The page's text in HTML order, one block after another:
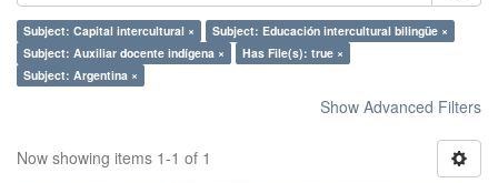
Subject: Capital intercultural ×
Subject: Educación intercultural bilingüe ×
Subject: Auxiliar docente indígena ×
Has File(s): true ×
Subject: Argentina ×
Show Advanced Filters
Now showing items 1-1 of 1